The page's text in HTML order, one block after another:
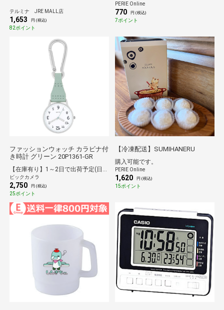
テルミナ JRE MALL店
1,653 円 (税込)
82ポイント
PERIE Online
770 円 (税込)
7ポイント
ファッションウォッチ カラビナ付
き時計 グリーン 20P1361-GR
ビックカメラ
2,750 円 (税込)
25ポイント
【冷凍配送】SUMIHANERU
購入可能です。
PERIE Online
1,620 円 (税込)
15ポイント